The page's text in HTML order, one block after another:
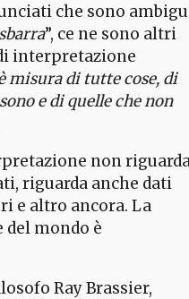
che sono
”, ce ne sono altri
interpretazione
misura di tutte cose, di
e di quelle che non
non
riguarda anche dati
e altro ancora. La
mondo è
Ray Brassier,